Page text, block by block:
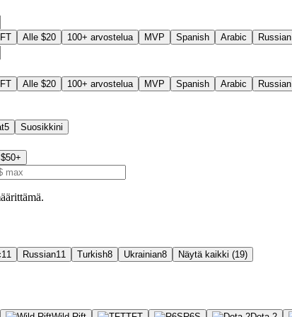
Alle $20 100+ arvostelua MVP Spanish Arabic Russian
Alle $20 100+ arvostelua MVP Spanish Arabic Russian
5
Suosikkini
$50+
11 Russian11 Turkish8 Ukrainian8
Näytä kaikki (19)